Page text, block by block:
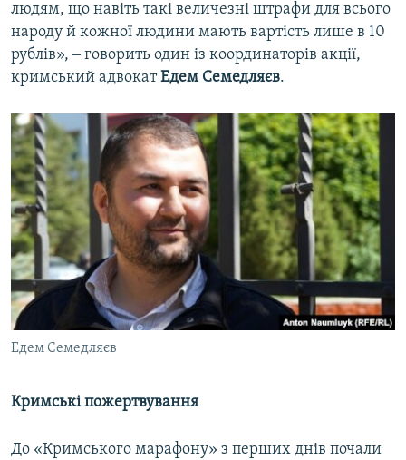
людям, що навіть такі величезні штрафи для всього
народу й кожної людини мають вартість лише в 10
рублів», ‒ говорить один із координаторів акції,
кримський адвокатЕдем Семедляєв.
Едем Семедляєв
Кримські пожертвування
До «Кримського марафону» з перших днів почали